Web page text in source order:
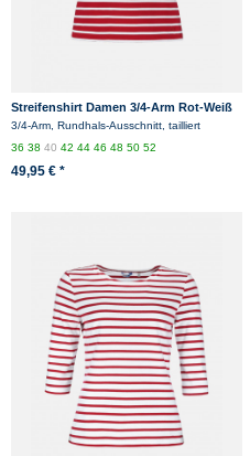
Streifenshirt Damen 3/4-Arm Rot-Weiß
Gestreift Ringelshirt
3/4-Arm, Rundhals-Ausschnitt, tailliert
363840424446485052
49,95 € *